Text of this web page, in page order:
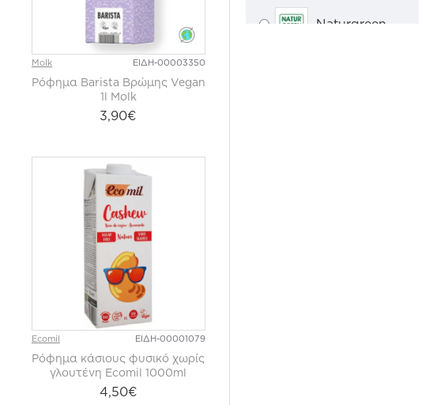
Molk ΕΙΔΗ-00003350
Ρόφημα Barista Βρώμης Vegan
1l Molk
3,90€
Ecomil ΕΙΔΗ-00001079
Ρόφημα κάσιους φυσικό χωρίς
γλουτένη Ecomil 1000ml
4,50€
Naturgreen